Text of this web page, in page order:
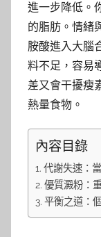
進一步降低。
的脂肪。情緒
胺酸進入大腦
料不足，容易
差又會干擾瘦
熱量食物。
內容目錄
代謝失速：
優質澱粉：
平衡之道：